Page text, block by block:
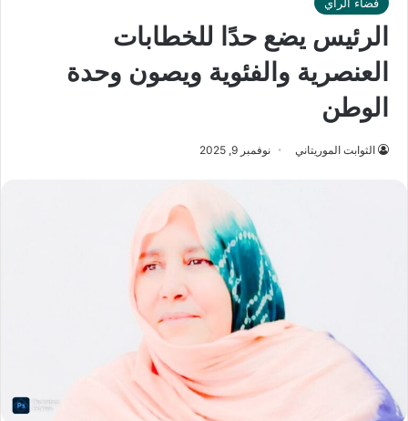
الرئيس يضع حدًا للخطابات
العنصرية والفئوية ويصون وحدة
الوطن
الثوابت الموريتاني نوفمبر 9, 2025